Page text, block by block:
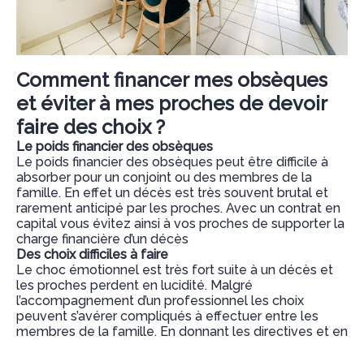
Comment financer mes obsèques
et éviter à mes proches de devoir
faire des choix ? ​
Le poids financier des obsèques
Le poids financier des obsèques peut être difficile à
absorber pour un conjoint ou des membres de la
famille. En effet un décès est très souvent brutal et
rarement anticipé par les proches. Avec un contrat en
capital vous évitez ainsi à vos proches de supporter la
charge financière d’un décès
Des choix difficiles à faire
Le choc émotionnel est très fort suite à un décès et
les proches perdent en lucidité. Malgré
l’accompagnement d’un professionnel les choix
peuvent s’avérer compliqués à effectuer entre les
membres de la famille. En donnant les directives et en